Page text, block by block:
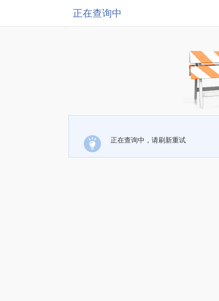
正在查询中
正在查询中，请刷新重试